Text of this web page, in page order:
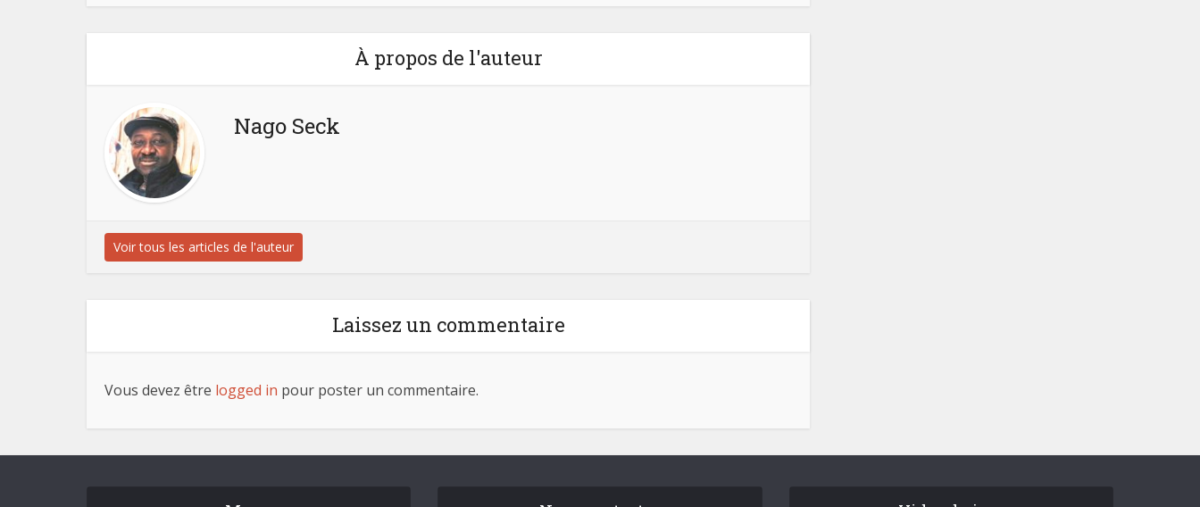
À propos de l'auteur
Nago Seck
Voir tous les articles de l'auteur
Laissez un commentaire
Vous devez être logged in pour poster un commentaire.